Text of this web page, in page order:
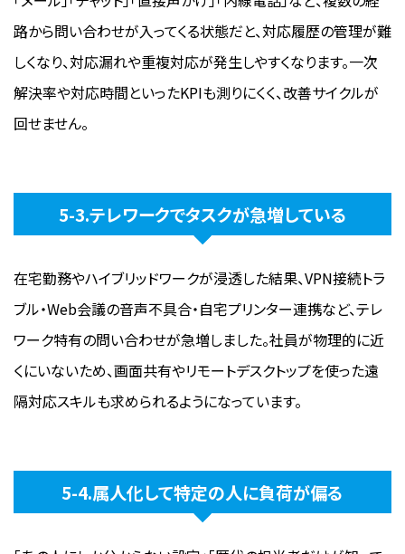
路から問い合わせが入ってくる状態だと、対応履歴の管理が難
しくなり、対応漏れや重複対応が発生しやすくなります。一次
解決率や対応時間といったKPIも測りにくく、改善サイクルが
回せません。
5-3.テレワークでタスクが急増している
在宅勤務やハイブリッドワークが浸透した結果、VPN接続トラ
ブル・Web会議の音声不具合・自宅プリンター連携など、テレ
ワーク特有の問い合わせが急増しました。社員が物理的に近
くにいないため、画面共有やリモートデスクトップを使った遠
隔対応スキルも求められるようになっています。
5-4.属人化して特定の人に負荷が偏る